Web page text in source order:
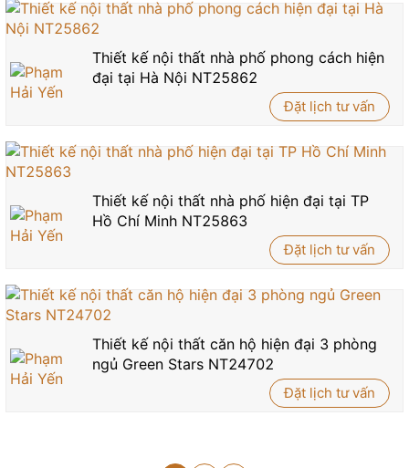
Thiết kế nội thất nhà phố phong cách hiện
đại tại Hà Nội NT25862
Đặt lịch tư vấn
Thiết kế nội thất nhà phố hiện đại tại TP
Hồ Chí Minh NT25863
Đặt lịch tư vấn
Thiết kế nội thất căn hộ hiện đại 3 phòng
ngủ Green Stars NT24702
Đặt lịch tư vấn